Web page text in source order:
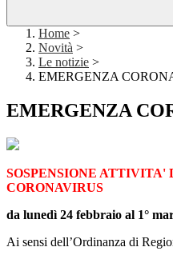
Home >
Novità >
Le notizie >
EMERGENZA
EMERGENZA
SOSPENSIONE
CORONAVIRUS
da lunedì 24 febbraio al 1°
Ai sensi dell’Ordinanza di